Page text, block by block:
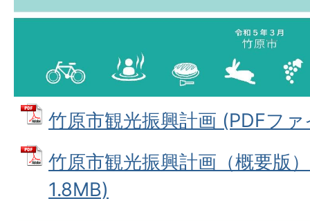
竹原市観光振興計画 (PDFフ
竹原市観光振興計画（概要版
1.8MB)